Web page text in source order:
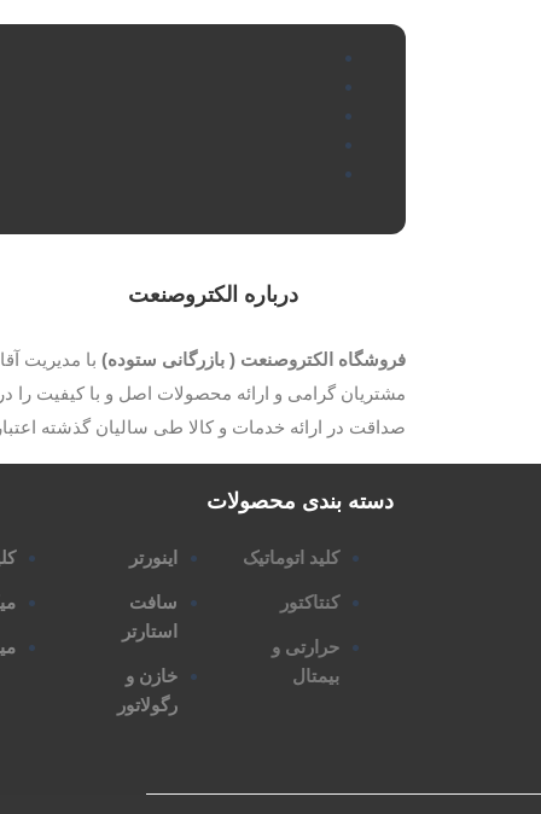
درباره الکتروصنعت
فروشگاه الکتروصنعت ( بازرگانی ستوده)
مشتریان گرامی و ارائه محصولات اصل و با کیفیت را
صداقت در ارائه خدمات و کالا طی سالیان گذشته
دسته بندی محصولات
کلید اتوماتیک
کنتاکتور
حرارتی و
بیمتال
اینورتر
سافت
استارتر
خازن و
رگولاتور